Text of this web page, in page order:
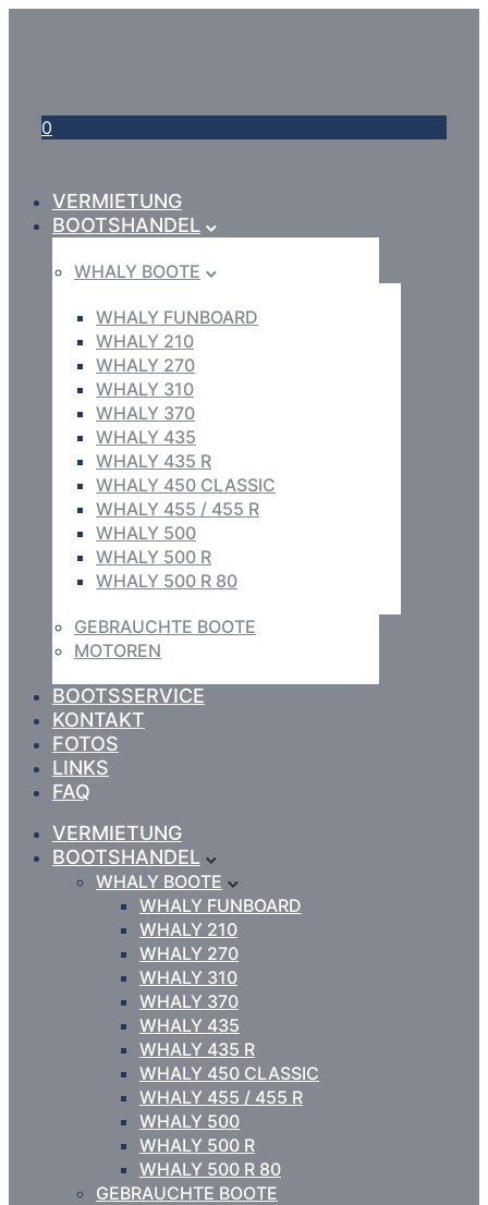
0
VERMIETUNG
BOOTSHANDEL
WHALY BOOTE
WHALY FUNBOARD
WHALY 210
WHALY 270
WHALY 310
WHALY 370
WHALY 435
WHALY 435 R
WHALY 450 CLASSIC
WHALY 455 / 455 R
WHALY 500
WHALY 500 R
WHALY 500 R 80
GEBRAUCHTE BOOTE
MOTOREN
BOOTSSERVICE
KONTAKT
FOTOS
LINKS
FAQ
VERMIETUNG
BOOTSHANDEL
WHALY BOOTE
WHALY FUNBOARD
WHALY 210
WHALY 270
WHALY 310
WHALY 370
WHALY 435
WHALY 435 R
WHALY 450 CLASSIC
WHALY 455 / 455 R
WHALY 500
WHALY 500 R
WHALY 500 R 80
GEBRAUCHTE BOOTE